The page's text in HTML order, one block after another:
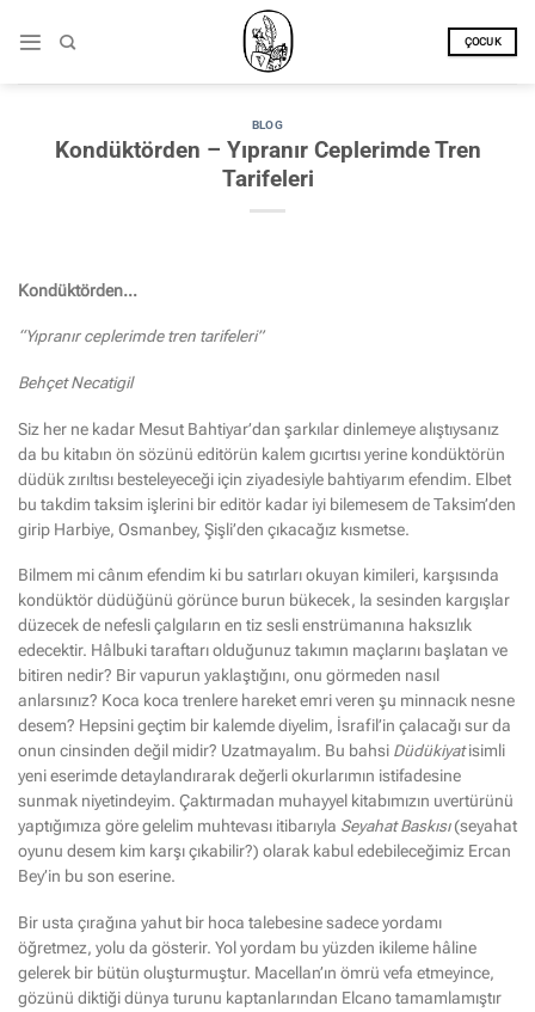
atla
ÇOCUK
BLOG
Kondüktörden – Yıpranır Ceplerimde Tren
Tarifeleri
Kondüktörden…
“Yıpranır ceplerimde tren tarifeleri”
Behçet Necatigil
Siz her ne kadar Mesut Bahtiyar’dan şarkılar dinlemeye alıştıysanız
da bu kitabın ön sözünü editörün kalem gıcırtısı yerine kondüktörün
düdük zırıltısı besteleyeceği için ziyadesiyle bahtiyarım efendim. Elbet
bu takdim taksim işlerini bir editör kadar iyi bilemesem de Taksim’den
girip Harbiye, Osmanbey, Şişli’den çıkacağız kısmetse.
Bilmem mi cânım efendim ki bu satırları okuyan kimileri, karşısında
kondüktör düdüğünü görünce burun bükecek, la sesinden kargışlar
düzecek de nefesli çalgıların en tiz sesli enstrümanına haksızlık
edecektir. Hâlbuki taraftarı olduğunuz takımın maçlarını başlatan ve
bitiren nedir? Bir vapurun yaklaştığını, onu görmeden nasıl
anlarsınız? Koca koca trenlere hareket emri veren şu minnacık nesne
desem? Hepsini geçtim bir kalemde diyelim, İsrafil’in çalacağı sur da
onun cinsinden değil midir? Uzatmayalım. Bu bahsi Düdükiyatisimli
yeni eserimde detaylandırarak değerli okurlarımın istifadesine
sunmak niyetindeyim. Çaktırmadan muhayyel kitabımızın uvertürünü
yaptığımıza göre gelelim muhtevası itibarıyla Seyahat Baskısı(seyahat
oyunu desem kim karşı çıkabilir?) olarak kabul edebileceğimiz Ercan
Bey’in bu son eserine.
Bir usta çırağına yahut bir hoca talebesine sadece yordamı
öğretmez, yolu da gösterir. Yol yordam bu yüzden ikileme hâline
gelerek bir bütün oluşturmuştur. Macellan’ın ömrü vefa etmeyince,
gözünü diktiği dünya turunu kaptanlarından Elcano tamamlamıştır